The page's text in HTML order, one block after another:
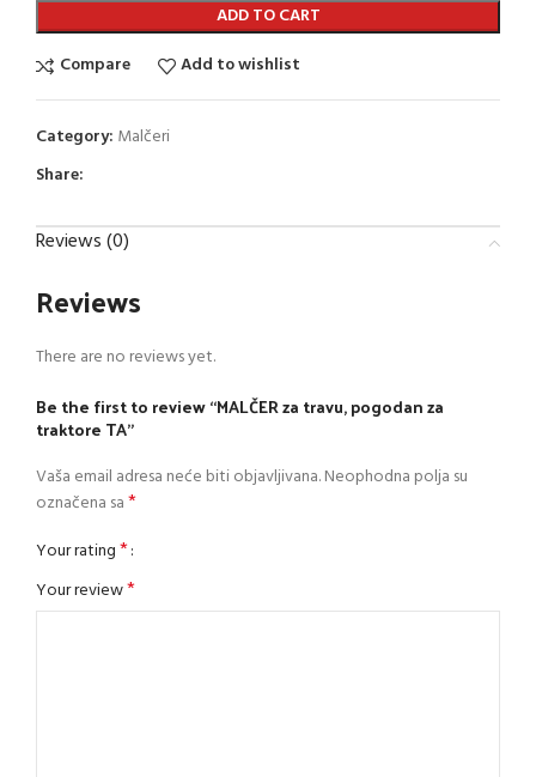
ADD TO CART
Compare
Add to wishlist
Category: Malčeri
Share:
Reviews (0)
Reviews
There are no reviews yet.
Be the first to review “MALČER za travu, pogodan za
traktore TA”
Vaša email adresa neće biti objavljivana.Neophodna polja su
označena sa*
Your rating*
Your review*